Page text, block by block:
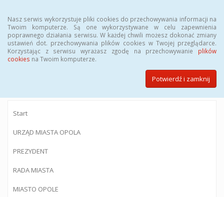
Nasz serwis wykorzystuje pliki cookies do przechowywania informacji na
Twoim komputerze. Są one wykorzystywane w celu zapewnienia
poprawnego działania serwisu. W każdej chwili możesz dokonać zmiany
ustawień dot. przechowywania plików cookies w Twojej przeglądarce.
Korzystając z serwisu wyrażasz zgodę na przechowywanie plików
cookies na Twoim komputerze.
Potwierdź i zamknij
BIULETYN INFORMACJI PUBLICZNEJ
Urzędu Miasta Opola
Start
URZĄD MIASTA OPOLA
PREZYDENT
RADA MIASTA
MIASTO OPOLE